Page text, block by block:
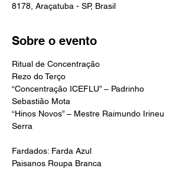
8178, Araçatuba - SP, Brasil
Sobre o evento
Ritual de Concentração
Rezo do Terço
“Concentração ICEFLU” – Padrinho
Sebastião Mota
“Hinos Novos” – Mestre Raimundo Irineu
Serra
Fardados: Farda Azul
Paisanos Roupa Branca